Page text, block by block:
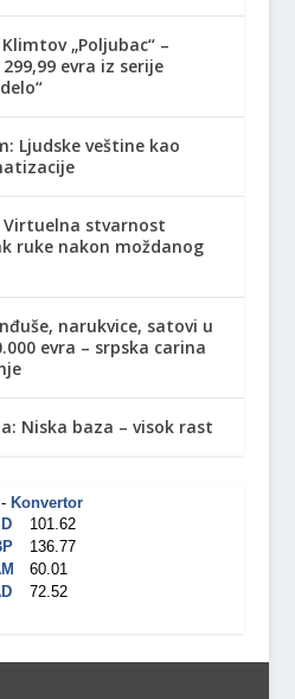
„Poljubac“ –
evra iz serije
Ljudske veštine kao
Virtuelna stvarnost
ruke nakon moždanog
narukvice, satovi u
evra – srpska carina
Niska baza – visok rast